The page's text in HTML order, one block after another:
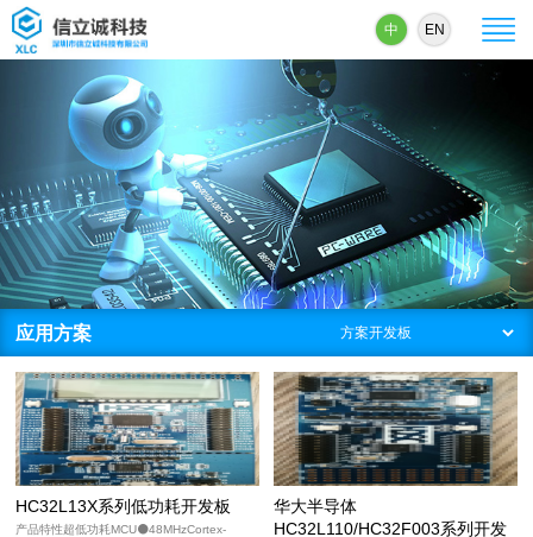
中 EN
应用方案
HC32L13X系列低功耗开发板
产品特性超低功耗MCU⚫48MHzCortex-
华大半导体
HC32L110/HC32F003系列开发